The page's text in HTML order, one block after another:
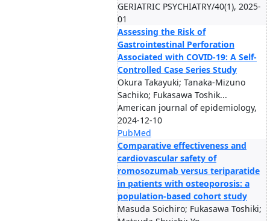
GERIATRIC PSYCHIATRY/40(1), 2025-
01
Assessing the Risk of
Gastrointestinal Perforation
Associated with COVID-19: A Self-
Controlled Case Series Study
Okura Takayuki; Tanaka-Mizuno
Sachiko; Fukasawa Toshik...
American journal of epidemiology,
2024-12-10
PubMed
Comparative effectiveness and
cardiovascular safety of
romosozumab versus teriparatide
in patients with osteoporosis: a
population-based cohort study
Masuda Soichiro; Fukasawa Toshiki;